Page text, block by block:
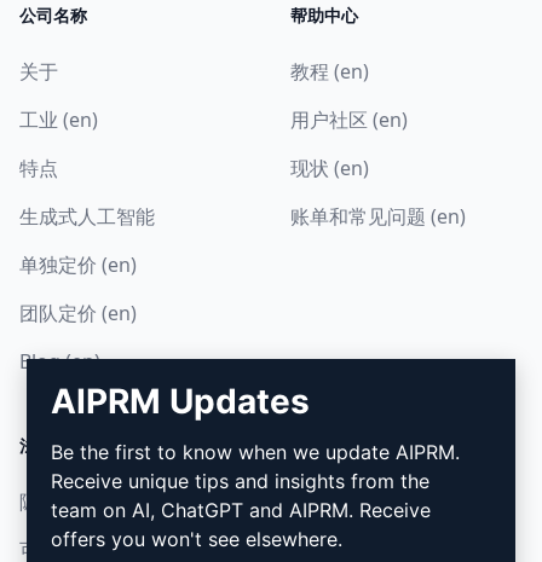
公司名称
关于
工业 (en)
特点
生成式人工智能
单独定价 (en)
团队定价 (en)
Blog (en)
帮助中心
教程 (en)
用户社区 (en)
现状 (en)
账单和常见问题 (en)
法律
隐私政策 (en)
可接受使用政策 (en)
下载
如何安装 (en)
谷歌浏览器 (en)
AIPRM Updates
Be the first to know when we update AIPRM.
Receive unique tips and insights from the
team on AI, ChatGPT and AIPRM. Receive
offers you won't see elsewhere.